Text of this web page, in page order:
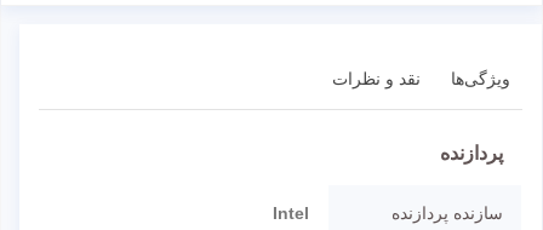
ویژگی‌ها نقد و نظرات
پردازنده
سازنده پردازنده Intel